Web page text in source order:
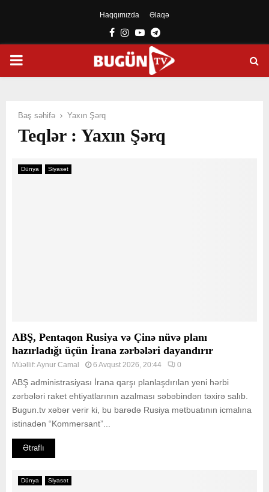
Haqqımızda Əlaqə
Facebook
Instagram
YoutubeTelegram
PRIMARY
Baş səhifə Yaxın Şərq
Teqlər : Yaxın Şərq
Dünya Siyasət
ABŞ, Pentaqon Rusiya və Çinə nüvə planı
hazırladığı üçün İrana zərbələri dayandırır
Müəllif:Aynur Camal 6 Avqust 2026, 20:44 0
ABŞ administrasiyası İrana qarşı planlaşdırılan yeni hərbi
zərbələri raket ehtiyatlarının azalması səbəbindən təxirə salıb.
Bugun.tv xəbər verir ki, bu barədə Rusiya mətbuatının icmalına
istinadən “Kommersant”...
Ətraflı
Dünya Siyasət